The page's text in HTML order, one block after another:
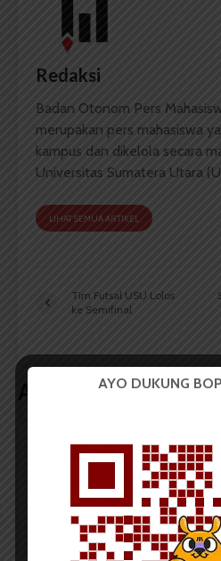
Redaksi
Badan Otonom Pers
merupakan pers mahasiswa
kampus dan dikelola secara
Universitas Sumatera Utara
LIHAT SEMUA ARTIKEL
Tim Futsal USU Lolos
ke Semifinal
Artikel terkait lain
BERITA KAMPUS
BPDP
Mahasiswa 2026,
Penelitian dalam
AYO DUKUNG